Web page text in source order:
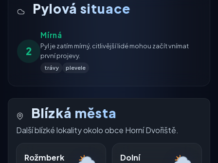
Pylová situace
2
Mírná
Pyl je zatím mírný, citlivější lidé mohou začít vnímat
první projevy.
trávy plevele
Blízká města
Další blízké lokality okolo obce Horní Dvořiště.
Rožmberk
Dolní